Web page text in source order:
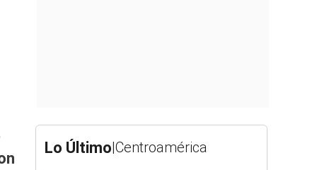
Lo Último|Centroamérica